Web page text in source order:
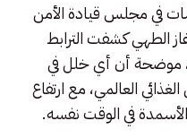
في مجلس قيادة الأمن
الطهي كشفت الترابط
موضحة أن أي خلل في
العالمي، مع ارتفاع
في الوقت نفسه.